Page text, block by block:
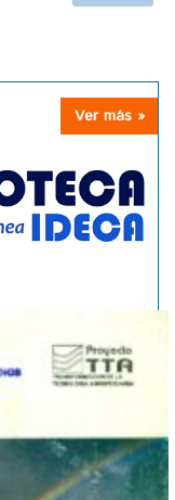
Ver más »